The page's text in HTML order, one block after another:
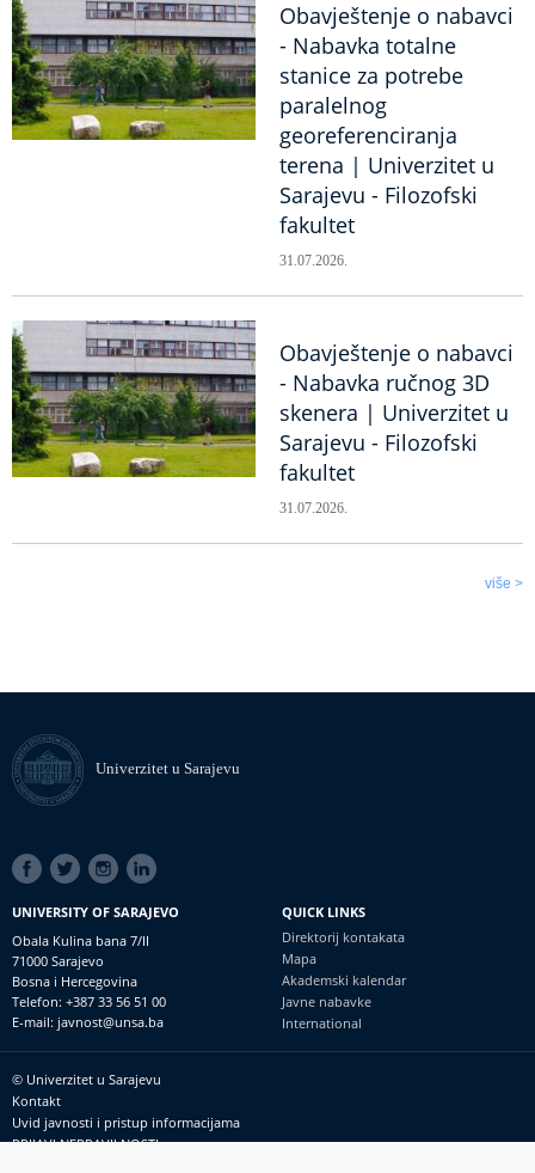
Obavještenje o nabavci
- Nabavka totalne
stanice za potrebe
paralelnog
georeferenciranja
terena | Univerzitet u
Sarajevu - Filozofski
fakultet
31.07.2026.
Obavještenje o nabavci
- Nabavka ručnog 3D
skenera | Univerzitet u
Sarajevu - Filozofski
fakultet
31.07.2026.
više >
Univerzitet u Sarajevu
SOCIAL
LINKS
UNIVERSITY OF SARAJEVO
Obala Kulina bana 7/II
71000 Sarajevo
Bosna i Hercegovina
Telefon: +387 33 56 51 00
E-mail: javnost@unsa.ba
QUICK LINKS
Direktorij kontakata
Mapa
Akademski kalendar
Javne nabavke
International
Footer
meni
© Univerzitet u Sarajevu
Kontakt
Uvid javnosti i pristup informacijama
PRIJAVI NEPRAVILNOSTI